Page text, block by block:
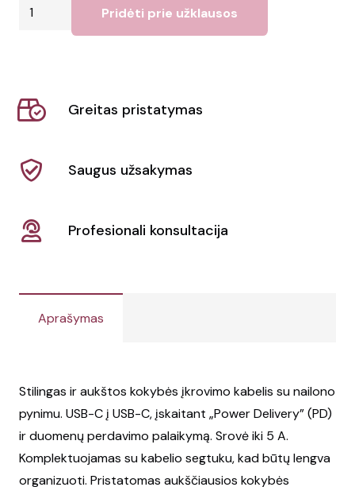
produkto
įkrovimo
duomenų
perdavimo
ADAPT
Pridėti prie užklausos
Greitas pristatymas
Saugus užsakymas
Profesionali konsultacija
Aprašymas
Stilingas ir aukštos kokybės įkrovimo kabelis su nailono
pynimu. USB-C į USB-C, įskaitant „Power Delivery” (PD)
ir duomenų perdavimo palaikymą. Srovė iki 5 A.
Komplektuojamas su kabelio segtuku, kad būtų lengva
organizuoti. Pristatomas aukščiausios kokybės